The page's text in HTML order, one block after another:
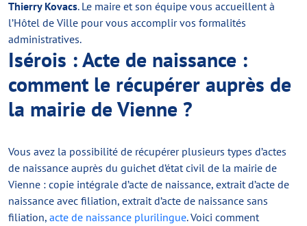
Thierry Kovacs. Le maire et son équipe vous accueillent à
l’Hôtel de Ville pour vous accomplir vos formalités
administratives.
Isérois : Acte de naissance :
comment le récupérer auprès de
la mairie de Vienne ?
Vous avez la possibilité de récupérer plusieurs types d’actes
de naissance auprès du guichet d’état civil de la mairie de
Vienne : copie intégrale d’acte de naissance, extrait d’acte de
naissance avec filiation, extrait d’acte de naissance sans
filiation, acte de naissance plurilingue. Voici comment